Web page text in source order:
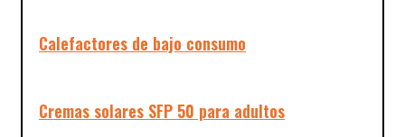
Calefactores de bajo consumo
Cremas solares SFP 50 para adultos